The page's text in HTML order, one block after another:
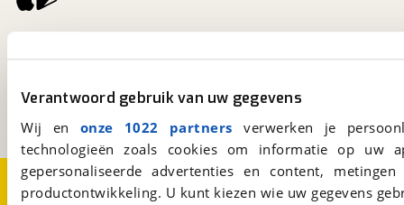
Verantwoord gebruik van uw gegevens
Wij en onze 1022 partners verwerken je
technologieën zoals cookies om informatie op
gepersonaliseerde advertenties en content,
productontwikkeling. U kunt kiezen wie uw gegevens
Een initiatief van
Over viaBOVAG.nlDisclaimer- en Privacyverklaring
CookievoorkeurenVacatures